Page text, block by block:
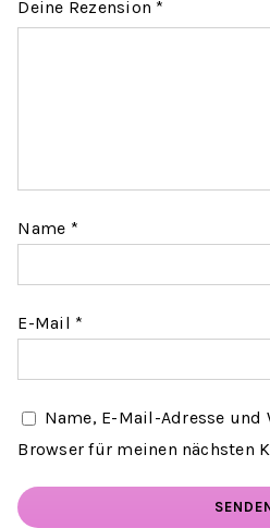
Deine Rezension *
Name *
E-Mail *
Name, E-Mail-Adresse und
Browser für meinen nächsten